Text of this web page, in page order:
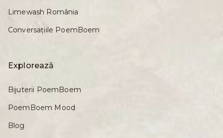
Limewash România
Conversațiile PoemBoem
Explorează
Bijuterii PoemBoem
PoemBoem Mood
Blog